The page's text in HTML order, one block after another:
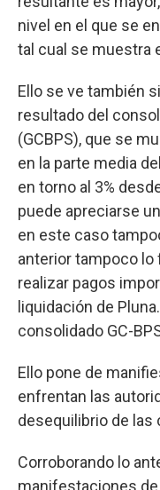
nivel en el que se
tal cual se muestra
Ello se ve también
resultado del
(GCBPS), que se
en la parte media
en torno al 3%
puede apreciarse
en este caso
anterior tampoco lo
realizar pagos
liquidación de
consolidado GC-
Ello pone de
enfrentan las
desequilibrio de las
Corroborando lo
manifestaciones